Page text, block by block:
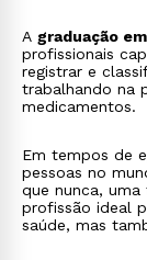
A graduação
profissionais
registrar e
trabalhando na
medicamentos.
Em tempos de
pessoas no
que nunca,
profissão ideal
saúde, mas